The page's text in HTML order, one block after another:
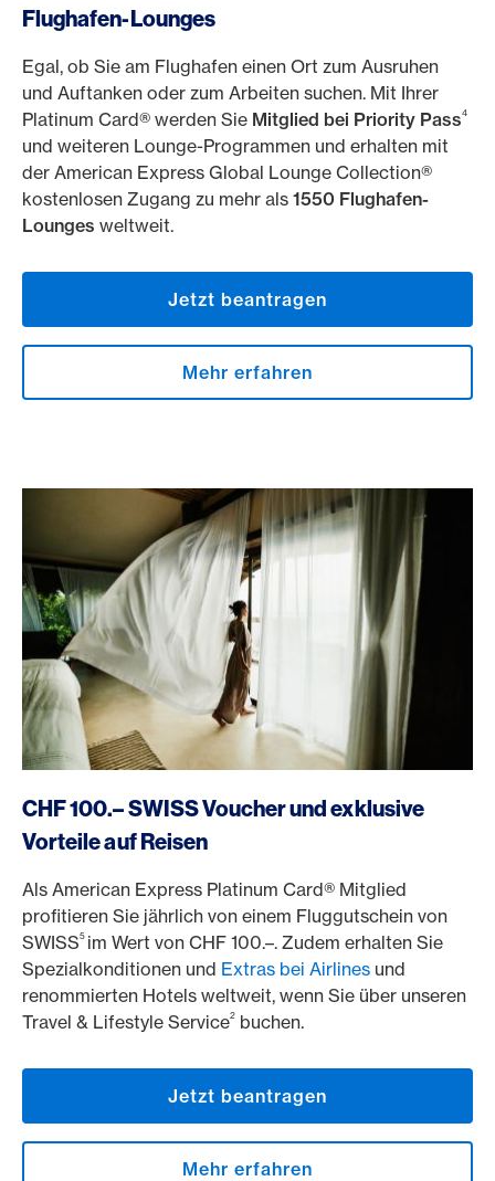
Flughafen-Lounges
Egal, ob Sie am Flughafen einen Ort zum Ausruhen
und Auftanken oder zum Arbeiten suchen. Mit Ihrer
Platinum Card® werden Sie Mitglied bei Priority Pass4
und weiteren Lounge-Programmen und erhalten mit
der American Express Global Lounge Collection®
kostenlosen Zugang zu mehr als 1550 Flughafen-
Lounges weltweit.
Jetzt beantragen
Mehr erfahren
CHF 100.– SWISS Voucher und exklusive
Vorteile auf Reisen
Als American Express Platinum Card® Mitglied
profitieren Sie jährlich von einem Fluggutschein von
SWISS5 im Wert von CHF 100.–. Zudem erhalten Sie
Spezialkonditionen und Extras bei Airlines und
renommierten Hotels weltweit, wenn Sie über unseren
Travel & Lifestyle Service2 buchen.
Jetzt beantragen
Mehr erfahren